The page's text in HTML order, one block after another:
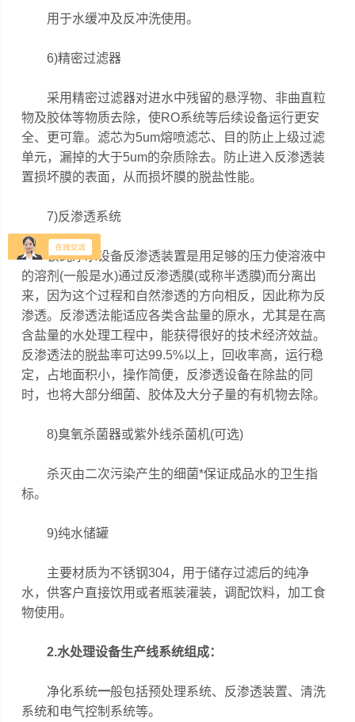
用于水缓冲及反冲洗使用。
6)精密过滤器
采用精密过滤器对进水中残留的悬浮物、非曲直粒
物及胶体等物质去除，使RO系统等后续设备运行更安
全、更可靠。滤芯为5um熔喷滤芯、目的防止上级过滤
单元，漏掉的大于5um的杂质除去。防止进入反渗透装
置损坏膜的表面，从而损坏膜的脱盐性能。
7)反渗透系统
该纯净水设备反渗透装置是用足够的压力使溶液中
的溶剂(一般是水)通过反渗透膜(或称半透膜)而分离出
来，因为这个过程和自然渗透的方向相反，因此称为反
渗透。反渗透法能适应各类含盐量的原水，尤其是在高
含盐量的水处理工程中，能获得很好的技术经济效益。
反渗透法的脱盐率可达99.5%以上，回收率高，运行稳
定，占地面积小，操作简便，反渗透设备在除盐的同
时，也将大部分细菌、胶体及大分子量的有机物去除。
8)臭氧杀菌器或紫外线杀菌机(可选)
杀灭由二次污染产生的细菌*保证成品水的卫生指
标。
9)纯水储罐
主要材质为不锈钢304，用于储存过滤后的纯净
水，供客户直接饮用或者瓶装灌装，调配饮料，加工食
物使用。
2.水处理设备生产线系统组成：
净化系统一般包括预处理系统、反渗透装置、清洗
系统和电气控制系统等。